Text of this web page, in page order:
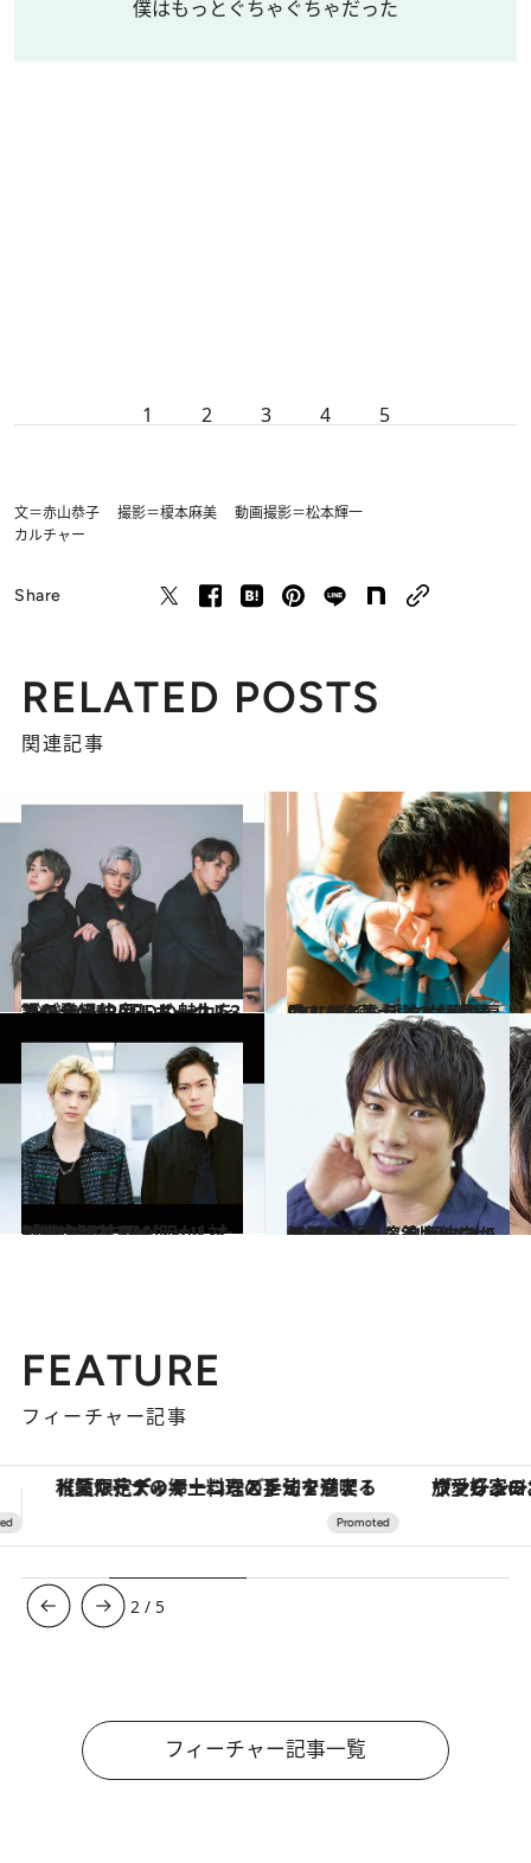
僕はもっとぐちゃぐちゃだった
1 2 3 4 5
文＝赤山恭子 撮影＝榎本麻美 動画撮影＝松本輝一
カルチャー
Share
RELATED POSTS
関連記事
2021.2.15
THE RAMPAGEボーカル3人が登場♡ 互いの魅力を語り合う仲良しトーク！
カルチャー 2020.6.21
EXILE佐藤大樹のお鮨屋さんバイト話 ネタへの偏愛ぶりもちらっと拝見
カルチャー
2020.5.30
【完全版】THE RAMPAGEスペシャル対談 川村＆吉野が明かした「戦いは共に」
カルチャー 2017.7.21
ドラマ「あなそれ」ほか話題作に出演 劇団EXILEの注目俳優・鈴木伸之
カルチャー
FEATURE
フィーチャー記事
ヴァシュロン・コンスタンタン「オーヴァーシーズ・オートマティック」。旅愛好家のお気に入りコレクションから、ジェンダーレスな新作が登場 【銀座で出合う最旬美容】美髪ケアや上質
3 / 5
フィーチャー記事一覧